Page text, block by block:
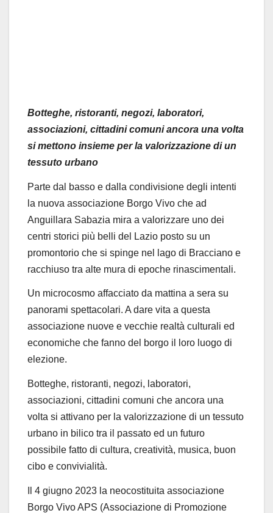
Botteghe, ristoranti, negozi, laboratori,
associazioni, cittadini comuni ancora una volta
si mettono insieme per la valorizzazione di un
tessuto urbano
Parte dal basso e dalla condivisione degli intenti
la nuova associazione Borgo Vivo che ad
Anguillara Sabazia mira a valorizzare uno dei
centri storici più belli del Lazio posto su un
promontorio che si spinge nel lago di Bracciano e
racchiuso tra alte mura di epoche rinascimentali.
Un microcosmo affacciato da mattina a sera su
panorami spettacolari. A dare vita a questa
associazione nuove e vecchie realtà culturali ed
economiche che fanno del borgo il loro luogo di
elezione.
Botteghe, ristoranti, negozi, laboratori,
associazioni, cittadini comuni che ancora una
volta si attivano per la valorizzazione di un tessuto
urbano in bilico tra il passato ed un futuro
possibile fatto di cultura, creatività, musica, buon
cibo e convivialità.
Il 4 giugno 2023 la neocostituita associazione
Borgo Vivo APS (Associazione di Promozione